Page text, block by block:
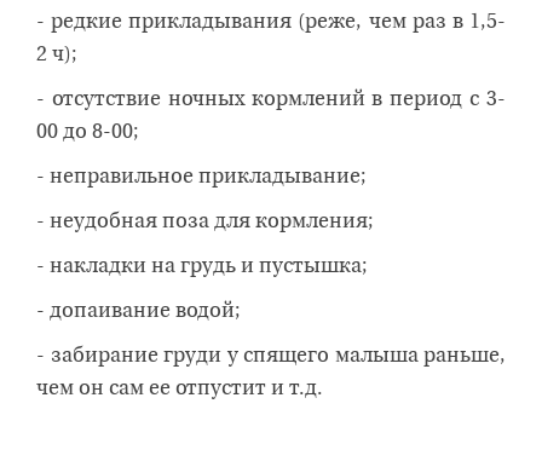
- редкие прикладывания (реже, чем раз в 1,5-
2 ч);
- отсутствие ночных кормлений в период с 3-
00 до 8-00;
- неправильное прикладывание;
- неудобная поза для кормления;
- накладки на грудь и пустышка;
- допаивание водой;
- забирание груди у спящего малыша раньше,
чем он сам ее отпустит и т.д.